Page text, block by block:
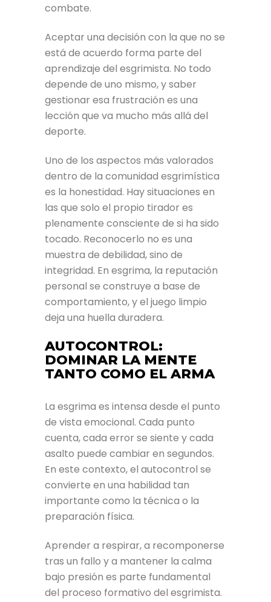
combate.
Aceptar una decisión con la que no se
está de acuerdo forma parte del
aprendizaje del esgrimista. No todo
depende de uno mismo, y saber
gestionar esa frustración es una
lección que va mucho más allá del
deporte.
Uno de los aspectos más valorados
dentro de la comunidad esgrimística
es la honestidad. Hay situaciones en
las que solo el propio tirador es
plenamente consciente de si ha sido
tocado. Reconocerlo no es una
muestra de debilidad, sino de
integridad. En esgrima, la reputación
personal se construye a base de
comportamiento, y el juego limpio
deja una huella duradera.
AUTOCONTROL:
DOMINAR LA MENTE
TANTO COMO EL ARMA
La esgrima es intensa desde el punto
de vista emocional. Cada punto
cuenta, cada error se siente y cada
asalto puede cambiar en segundos.
En este contexto, el autocontrol se
convierte en una habilidad tan
importante como la técnica o la
preparación física.
Aprender a respirar, a recomponerse
tras un fallo y a mantener la calma
bajo presión es parte fundamental
del proceso formativo del esgrimista.